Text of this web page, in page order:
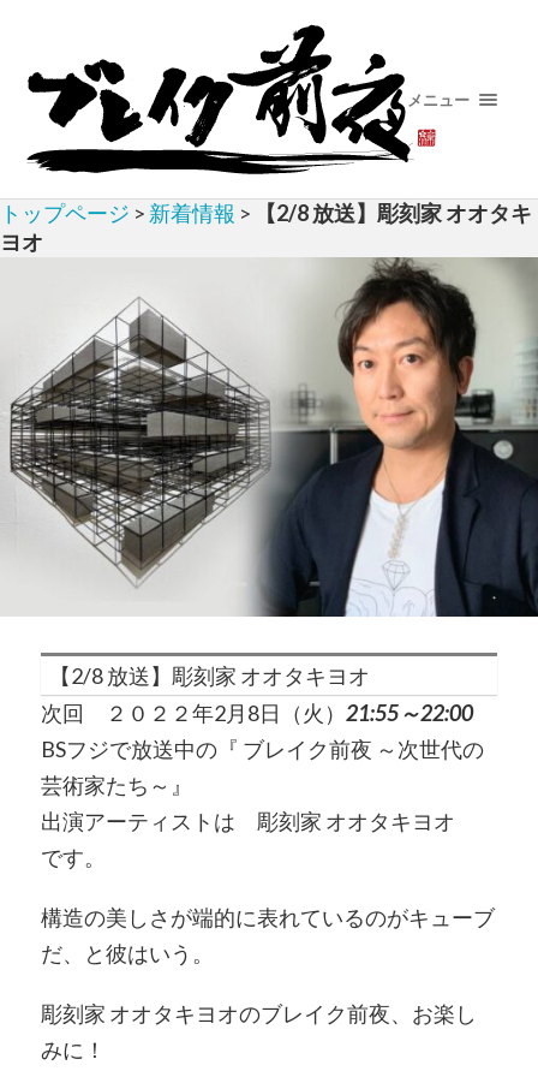
メニュー
トップページ > 新着情報 >
【2/8 放送】彫刻家 オオタキ
ヨオ
【2/8 放送】彫刻家 オオタキヨオ
次回 ２０２２年2月8日（火） 21:55～22:00
BSフジで放送中の『 ブレイク前夜 ～次世代の
芸術家たち～』
出演アーティストは 彫刻家 オオタキヨオ
です。
構造の美しさが端的に表れているのがキューブ
だ、と彼はいう。
彫刻家 オオタキヨオのブレイク前夜、お楽し
みに！